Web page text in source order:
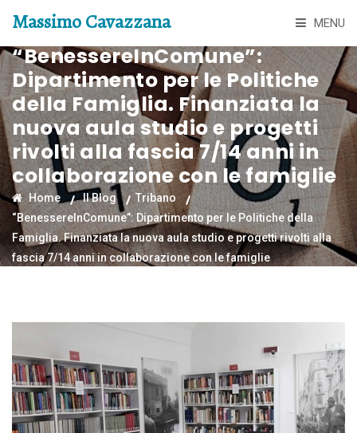
Massimo Cavazzana MENU
“BenessereInComune”:
Dipartimento per le Politiche
della Famiglia. Finanziata la
nuova aula studio e progetti
rivolti alla fascia 7/14 anni in
collaborazione con le famiglie
Home Il Blog
Tribano
“BenessereInComune”: Dipartimento per le Politiche della
Famiglia. Finanziata la nuova aula studio e progetti rivolti alla
fascia 7/14 anni in collaborazione con le famiglie